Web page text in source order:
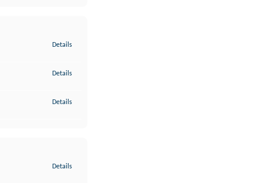
Details
Details
Details
Details